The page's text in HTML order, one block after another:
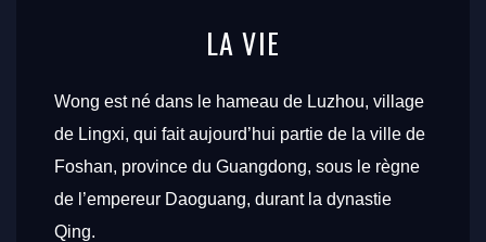
LA VIE
Wong est né dans le hameau de Luzhou, village
de Lingxi, qui fait aujourd’hui partie de la ville de
Foshan, province du Guangdong, sous le règne
de l’empereur Daoguang, durant la dynastie
Qing.